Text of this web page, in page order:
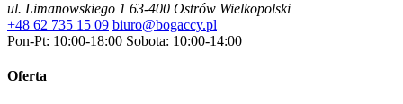
ul. Limanowskiego 1 63-400 Ostrów Wielkopolski
+48 62 735 15 09 biuro@bogaccy.pl
Pon-Pt: 10:00-18:00 Sobota: 10:00-14:00
Oferta